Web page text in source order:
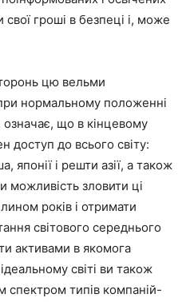
гроші в безпеці і, може
цю вельми
нормальному положенні
означає, що в кінцевому
доступ до всього світу:
японії і решти азії, а також
можливість зловити ці
років і отримати
світового середнього
активами в якомога
світі ви також
типів компаній-